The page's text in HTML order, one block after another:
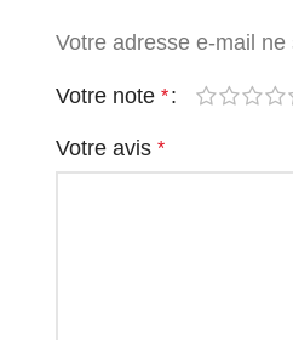
Votre adresse e-mail
Votre note *
Votre avis *